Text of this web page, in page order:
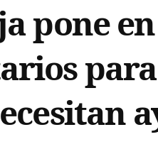
pone